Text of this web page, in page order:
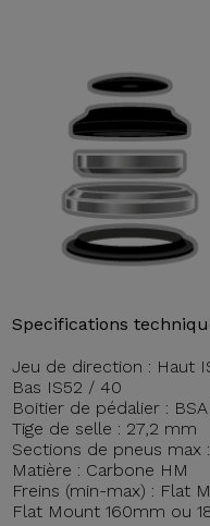
Specifications
Jeu de direction : Haut
Bas IS52 / 40
Boitier de pédalier :
Tige de selle : 27,2 mm
Sections de pneus max
Matière : Carbone HM
Freins (min-max) : Flat
Flat Mount 160mm ou